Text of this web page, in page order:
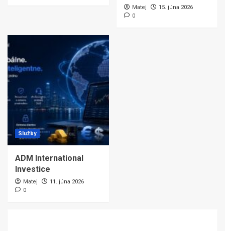
Matej
15. júna 2026
0
Služby
ADM International
Investice
Matej
11. júna 2026
0